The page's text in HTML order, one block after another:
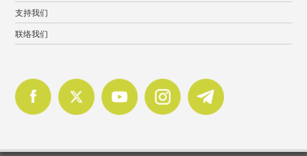
支持我们
联络我们